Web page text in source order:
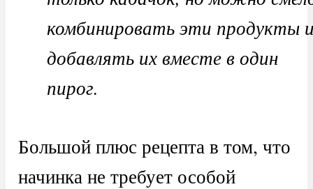
комбинировать эти продукты
добавлять их вместе в один
пирог.
Большой плюс рецепта в том, что
начинка не требует особой